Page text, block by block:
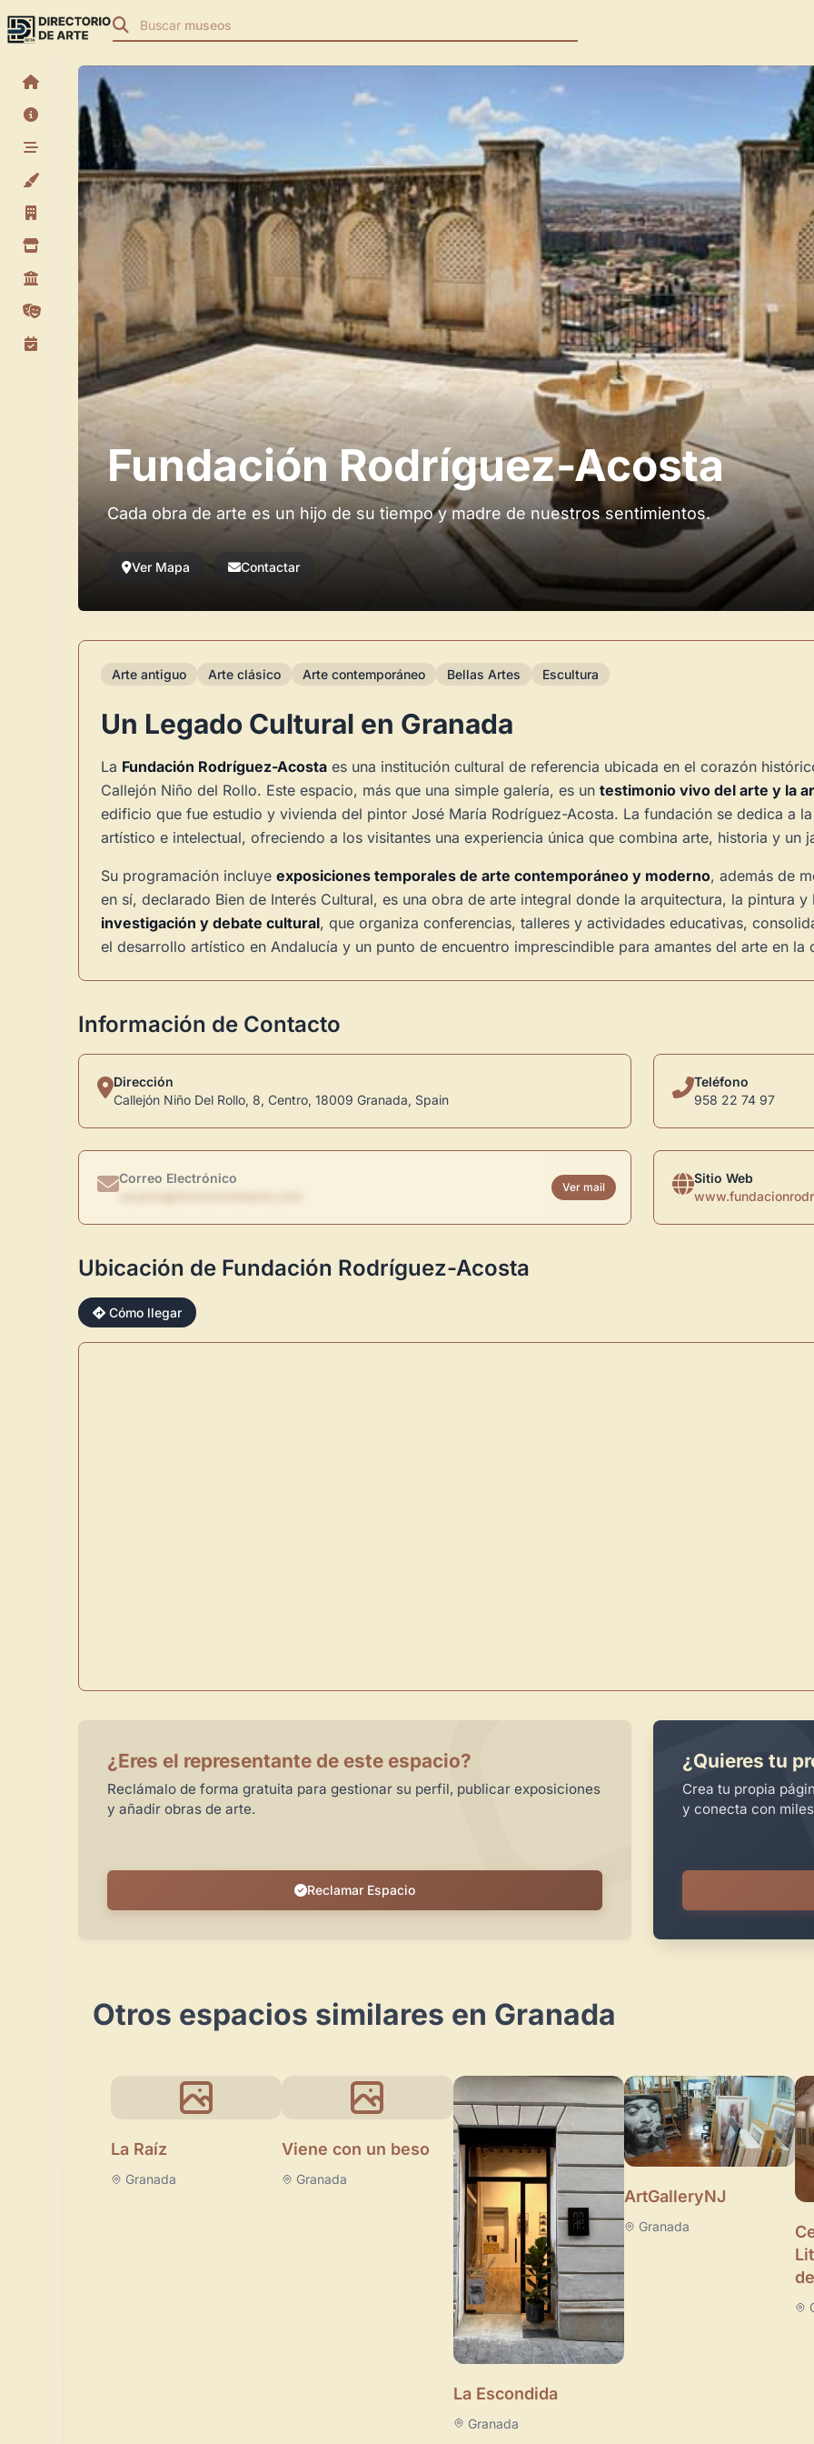
Buscar museos
Fundación Rodríguez-Acosta
Cada obra de arte es un hijo de su tiempo y madre de nuestros sentimientos.
Ver Mapa Contactar
Arte antiguo Arte clásico Arte contemporáneo Bellas Artes Escultura
Un Legado Cultural en Granada
La Fundación Rodríguez-Acosta es una institución cultural de referencia ubicada en el corazón
Callejón Niño del Rollo. Este espacio, más que una simple galería, es un testimonio vivo del arte y la
edificio que fue estudio y vivienda del pintor José María Rodríguez-Acosta. La fundación se dedica a
artístico e intelectual, ofreciendo a los visitantes una experiencia única que combina arte, historia y un
Su programación incluye exposiciones temporales de arte contemporáneo y moderno, además de
en sí, declarado Bien de Interés Cultural, es una obra de arte integral donde la arquitectura, la pintura y
investigación y debate cultural, que organiza conferencias, talleres y actividades educativas,
el desarrollo artístico en Andalucía y un punto de encuentro imprescindible para amantes del arte en la
Información de Contacto
Dirección
Callejón Niño Del Rollo, 8, Centro, 18009 Granada, Spain
Teléfono
958 22 74 97
Correo Electrónico
Ver mail
Sitio Web
Ubicación de Fundación Rodríguez-Acosta
Cómo llegar
¿Eres el representante de este espacio?
Reclámalo de forma gratuita para gestionar su perfil, publicar exposiciones
y añadir obras de arte.
Reclamar Espacio
¿Quieres tu
Crea tu propia
y conecta con
Otros espacios similares en Granada
La Raíz
Granada
Viene con un beso
Granada
La Escondida
Granada
ArtGalleryNJ
Granada
Novedad: Tu Panel